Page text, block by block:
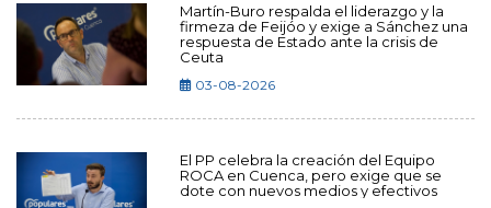
Martín-Buro respalda el liderazgo y la
firmeza de Feijóo y exige a Sánchez una
respuesta de Estado ante la crisis de
Ceuta
03-08-2026
El PP celebra la creación del Equipo
ROCA en Cuenca, pero exige que se
dote con nuevos medios y efectivos